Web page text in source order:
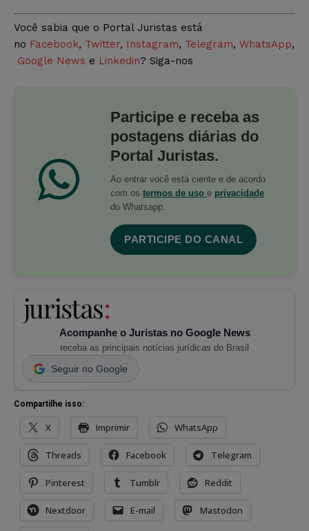
Você sabia que o Portal Juristas está
no Facebook, Twitter, Instagram, Telegram, WhatsApp,
Google News e Linkedin? Siga-nos
Participe e receba as
postagens diárias do
Portal Juristas.
Ao entrar você está ciente e de acordo
com os termos de uso e privacidade
do Whatsapp.
PARTICIPE DO CANAL
Acompanhe o Juristas no Google News
receba as principais notícias jurídicas do Brasil
Seguir no Google
Compartilhe isso:
X Imprimir WhatsApp
Threads Facebook Telegram
Pinterest Tumblr Reddit
Nextdoor E-mail Mastodon